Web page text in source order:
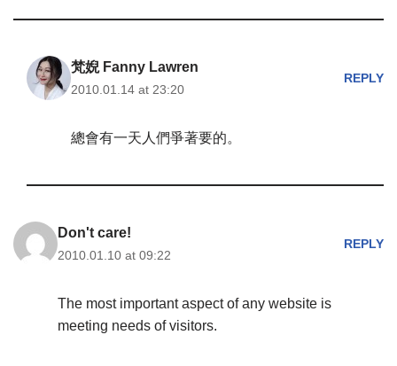
梵婗 Fanny Lawren
2010.01.14 at 23:20
REPLY
總會有一天人們爭著要的。
Don't care!
2010.01.10 at 09:22
REPLY
The most important aspect of any website is
meeting needs of visitors.